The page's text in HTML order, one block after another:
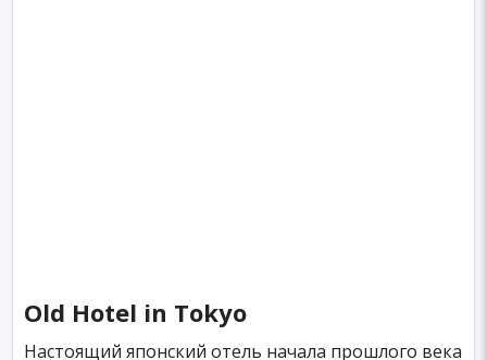
Old Hotel in Tokyo
Настоящий японский отель начала прошлого века